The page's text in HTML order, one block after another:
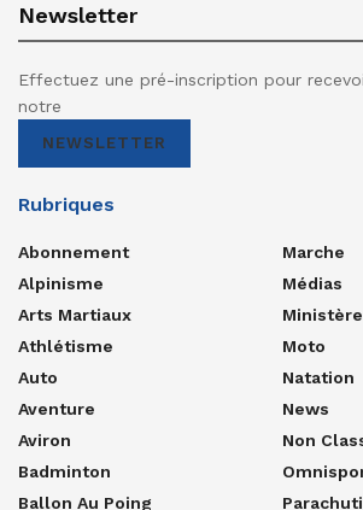
Newsletter
Effectuez une pré-inscription pour
notre
NEWSLETTER
Rubriques
Abonnement
Alpinisme
Arts Martiaux
Athlétisme
Auto
Aventure
Aviron
Badminton
Ballon Au Poing
Marche
Médias
Ministère
Moto
Natation
News
Non